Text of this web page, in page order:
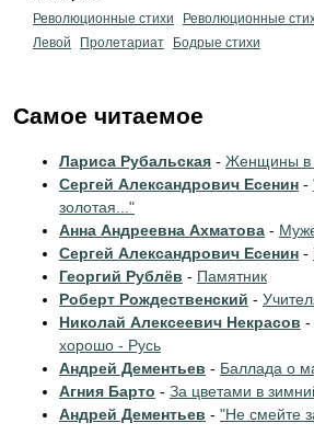
Революционные стихи
Революционные
Левой
Пролетариат Бодрые стихи
Самое читаемое
Лариса Рубальская - Женщины в
Сергей Александрович Есенин -
золотая..."
Анна Андреевна Ахматова -
Сергей Александрович Есенин -
Георгий Рублёв - Памятник
Роберт Рождественский -
Николай Алексеевич Некрасов -
хорошо - Русь
Андрей Дементьев - Баллада о
Агния Барто - За цветами в
Андрей Дементьев - "Не смейте